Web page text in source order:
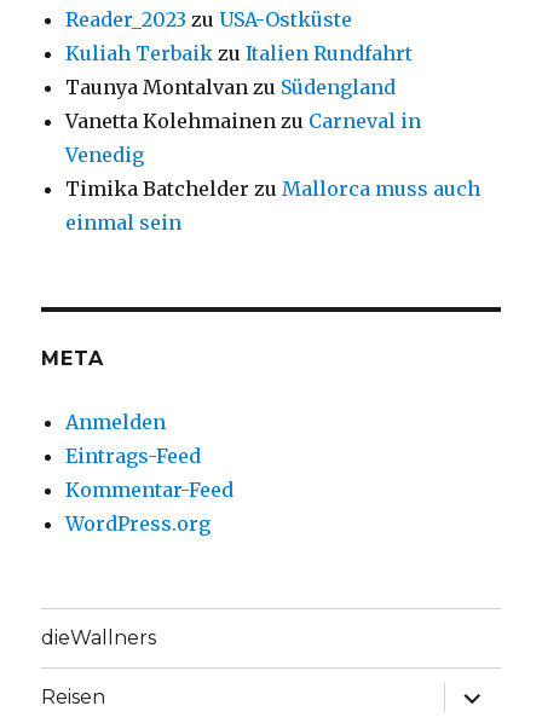
Reader_2023 zuUSA-Ostküste
Kuliah Terbaik zuItalien Rundfahrt
Taunya Montalvan zu Südengland
Vanetta Kolehmainen zu Carneval in
Venedig
Timika Batchelder zu Mallorca muss auch
einmal sein
META
Anmelden
Eintrags-Feed
Kommentar-Feed
WordPress.org
dieWallners
Reisen